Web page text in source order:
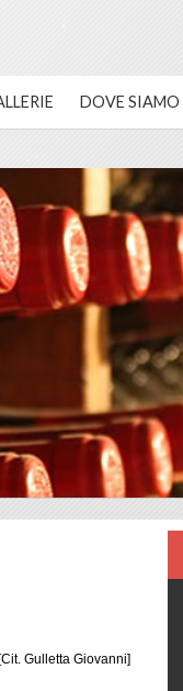
DOVE SIAMO
Gulletta Giovanni]